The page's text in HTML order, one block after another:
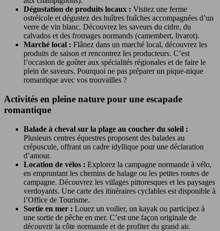
Dégustation de produits locaux : Visitez une ferme
ostréicole et dégustez des huîtres fraîches accompagnées d’un
verre de vin blanc. Découvrez les saveurs du cidre, du
calvados et des fromages normands (camembert, livarot).
Marché local : Flânez dans un marché local, découvrez les
produits de saison et rencontrez les producteurs. C’est
l’occasion de goûter aux spécialités régionales et de faire le
plein de saveurs. Pourquoi ne pas préparer un pique-nique
romantique avec vos trouvailles ?
Activités en pleine nature pour une escapade
romantique
Balade à cheval sur la plage au coucher du soleil :
Plusieurs centres équestres proposent des balades au
crépuscule, offrant un cadre idyllique pour une déclaration
d’amour.
Location de vélos : Explorez la campagne normande à vélo,
en empruntant les chemins de halage ou les petites routes de
campagne. Découvrez les villages pittoresques et les paysages
verdoyants. Une carte des itinéraires cyclables est disponible à
l’Office de Tourisme.
Sortie en mer : Louez un voilier, un kayak ou participez à
une sortie de pêche en mer. C’est une façon originale de
découvrir la côte normande et de profiter du grand air.